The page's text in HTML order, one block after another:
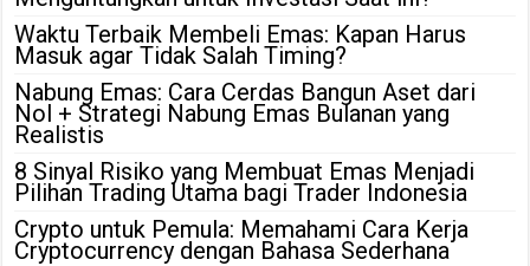
Waktu Terbaik Membeli Emas: Kapan Harus
Masuk agar Tidak Salah Timing?
Nabung Emas: Cara Cerdas Bangun Aset dari
Nol + Strategi Nabung Emas Bulanan yang
Realistis
8 Sinyal Risiko yang Membuat Emas Menjadi
Pilihan Trading Utama bagi Trader Indonesia
Crypto untuk Pemula: Memahami Cara Kerja
Cryptocurrency dengan Bahasa Sederhana